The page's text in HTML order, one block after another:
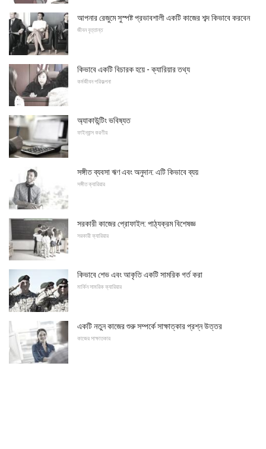
আপনার রেজুমে সুস্পষ্ট প্রভাবশালী একটি কাজের শব্দ কিভাবে করবেন
জীবন বৃত্তান্ত
কিভাবে একটি বিচারক হয়ে - ক্যারিয়ার তথ্য
কর্মজীবন পরিকল্পনা
অ্যাকাউন্টিং ভবিষ্যত
ফাইন্যান্স করণীয়
সঙ্গীত ব্যবসা ঋণ এবং অনুদান: এটি কিভাবে ব্যয়
সঙ্গীত ক্যারিয়ার
সরকারী কাজের প্রোফাইল: পাঠ্যক্রম বিশেষজ্ঞ
সরকারী ক্যারিয়ার
কিভাবে শেভ এবং আকৃতি একটি সামরিক গর্ত করা
মার্কিন সামরিক ক্যারিয়ার
একটি নতুন কাজের শুরু সম্পর্কে সাক্ষাত্কার প্রশ্ন উত্তর
কাজের সাক্ষাতকার